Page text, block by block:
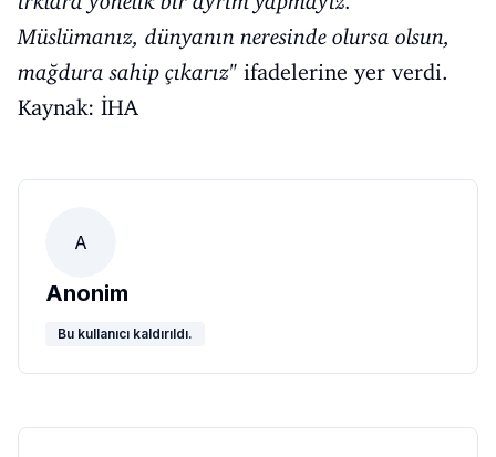
Müslümanız, dünyanın neresinde olursa olsun,
mağdura sahip çıkarız" ifadelerine yer verdi.
Kaynak: İHA
A
Anonim
Bu kullanıcı kaldırıldı.